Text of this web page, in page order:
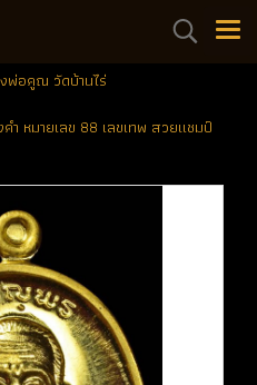
พ่อคูณ วัดบ้านไร่
หมายเลข 88 เลขเทพ สวยแชมป์